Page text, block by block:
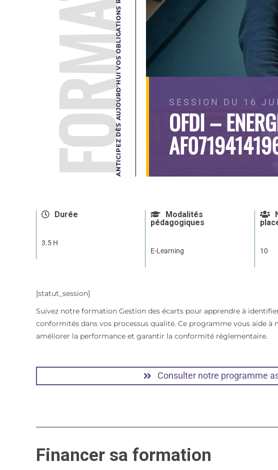
SESSION DU 16
OFDI –
Durée
3.5 H
Modalités
pédagogiques
E-Learning 10
[statut_session]
Suivez notre formation Gestion des écarts pour apprendre à
conformités dans vos processus qualité. Ce programme vous aide
améliorer la performance et garantir la conformité réglementaire.
Consulter notre programme
Financer sa formation